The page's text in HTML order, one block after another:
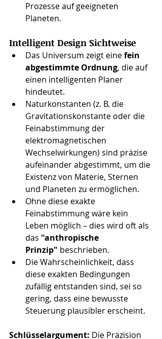
Prozesse auf geeigneten
Planeten.
Intelligent Design Sichtweise
Das Universum zeigt eine fein
abgestimmte Ordnung, die auf
einen intelligenten Planer
hindeutet.
Naturkonstanten (z. B. die
Gravitationskonstante oder die
Feinabstimmung der
elektromagnetischen
Wechselwirkungen) sind präzise
aufeinander abgestimmt, um die
Existenz von Materie, Sternen
und Planeten zu ermöglichen.
Ohne diese exakte
Feinabstimmung wäre kein
Leben möglich – dies wird oft als
das "anthropische
Prinzip" beschrieben.
Die Wahrscheinlichkeit, dass
diese exakten Bedingungen
zufällig entstanden sind, sei so
gering, dass eine bewusste
Steuerung plausibler erscheint.
Schlüsselargument: Die Präzision